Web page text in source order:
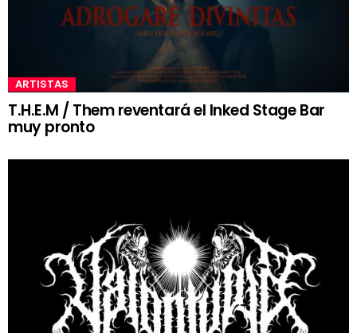
ARTISTAS
T.H.E.M / Them reventará el Inked Stage Bar
muy pronto